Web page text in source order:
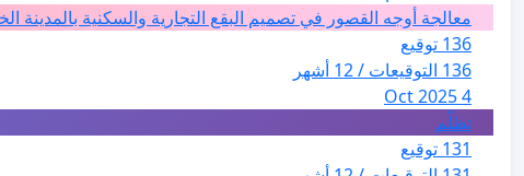
معالجة أوجه القصور في تصميم البقع التجارية والسكنية بالمدينة
136 توقيع
136 التوقيعات / 12 أشهر
4 Oct 2025
تظلّم
131 توقيع